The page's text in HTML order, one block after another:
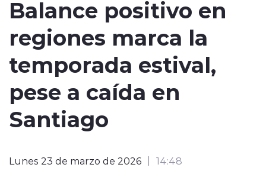
Regionales
Tendencias
Internacional
Entrevistas
Balance positivo en
regiones marca la
temporada estival,
pese a caída en
Santiago
Lunes 23 de marzo de 2026 14:48